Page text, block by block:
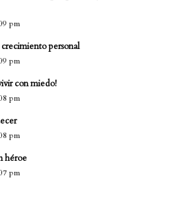
pm
personal
pm
con miedo!
pm
pm
héroe
pm